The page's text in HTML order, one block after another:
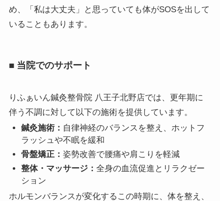
め、「私は大丈夫」と思っていても体がSOSを出して
いることもあります。
■ 当院でのサポート
りふぁいん鍼灸整骨院 八王子北野店では、更年期に
伴う不調に対して以下の施術を提供しています。
鍼灸施術： 自律神経のバランスを整え、ホットフ
ラッシュや不眠を緩和
骨盤矯正：姿勢改善で腰痛や肩こりを軽減
整体・マッサージ：全身の血流促進とリラクゼー
ション
ホルモンバランスが変化するこの時期に、体を整え、